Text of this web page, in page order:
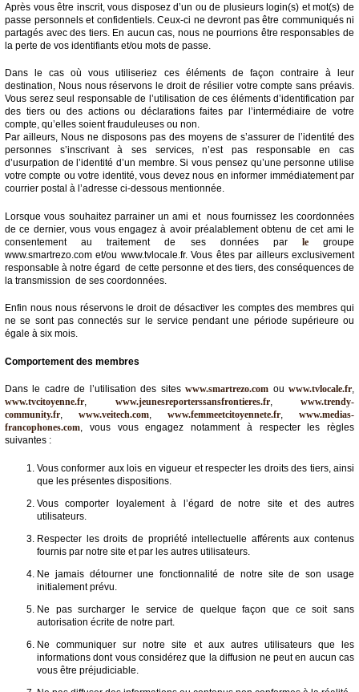
Après vous être inscrit, vous disposez d’un ou de plusieurs login(s) et mot(s) de
passe personnels et confidentiels. Ceux-ci ne devront pas être communiqués ni
partagés avec des tiers. En aucun cas, nous ne pourrions être responsables de
la perte de vos identifiants et/ou mots de passe.
Dans le cas où vous utiliseriez ces éléments de façon contraire à leur
destination, Nous nous réservons le droit de résilier votre compte sans préavis.
Vous serez seul responsable de l’utilisation de ces éléments d’identification par
des tiers ou des actions ou déclarations faites par l’intermédiaire de votre
compte, qu’elles soient frauduleuses ou non.
Par ailleurs, Nous ne disposons pas des moyens de s’assurer de l’identité des
personnes s’inscrivant à ses services, n’est pas responsable en cas
d’usurpation de l’identité d’un membre. Si vous pensez qu’une personne utilise
votre compte ou votre identité, vous devez nous en informer immédiatement par
courrier postal à l’adresse ci-dessous mentionnée.
Lorsque vous souhaitez parrainer un ami et nous fournissez les coordonnées
de ce dernier, vous vous engagez à avoir préalablement obtenu de cet ami le
consentement au traitement de ses données par legroupe
www.smartrezo.com et/ou www.tvlocale.fr. Vous êtes par ailleurs exclusivement
responsable à notre égard de cette personne et des tiers, des conséquences de
la transmission de ses coordonnées.
Enfin nous nous réservons le droit de désactiver les comptes des membres qui
ne se sont pas connectés sur le service pendant une période supérieure ou
égale à six mois.
Comportement des membres
Dans le cadre de l’utilisation des siteswww.smartrezo.com ouwww.tvlocale.fr,
www.tvcitoyenne.fr, www.jeunesreporterssansfrontieres.fr, www.trendy-
community.fr, www.veitech.com, www.femmeetcitoyennete.fr, www.medias-
francophones.com, vous vous engagez notamment à respecter les règles
suivantes :
Vous conformer aux lois en vigueur et respecter les droits des tiers, ainsi
que les présentes dispositions.
Vous comporter loyalement à l’égard de notre site et des autres
utilisateurs.
Respecter les droits de propriété intellectuelle afférents aux contenus
fournis par notre site et par les autres utilisateurs.
Ne jamais détourner une fonctionnalité de notre site de son usage
initialement prévu.
Ne pas surcharger le service de quelque façon que ce soit sans
autorisation écrite de notre part.
Ne communiquer sur notre site et aux autres utilisateurs que les
informations dont vous considérez que la diffusion ne peut en aucun cas
vous être préjudiciable.